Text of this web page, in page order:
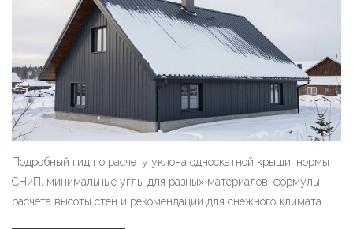
Подробный гид по расчету уклона односкатной крыши: нормы
СНиП, минимальные углы для разных материалов, формулы
расчета высоты стен и рекомендации для снежного климата.